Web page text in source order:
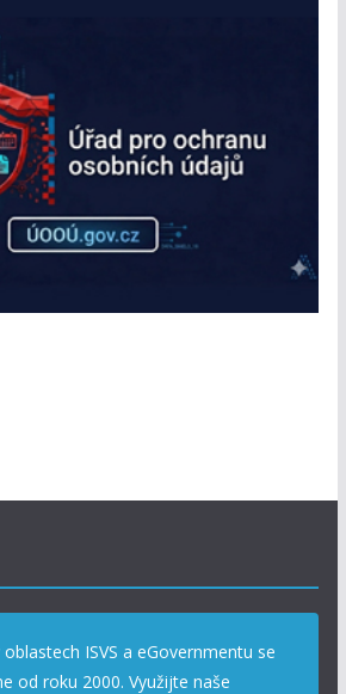
ISVS a eGovernmentu se
od roku 2000. Využijte naše